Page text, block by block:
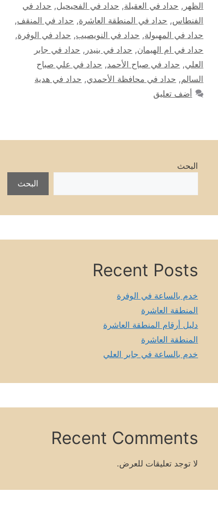
الظهر , حداد في العقيلة, حداد في الفحيحيل, حداد في
الفنطاس, حداد في المنطقة العاشرة, حداد في المنقف,
حداد في المهبولة, حداد في النويصيب, حداد في الوفرة,
حداد في ام الهيمان, حداد في بنيدر , حداد في جابر
العلي, حداد في صباح الأحمد, حداد في علي صباح
السالم, حداد في محافظة الأحمدي, حداد في هدية
أضف تعليق
البحث
البحث
Recent Posts
خدم بالساعة في الوفرة
المنطقة العاشرة
دليل أرقام المنطقة العاشرة
المنطقة العاشرة
خدم بالساعة في جابر العلي
Recent Comments
لا توجد تعليقات للعرض.